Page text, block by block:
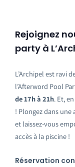
Rejoignez
party à
L’Archipel est ravi
l’Afterword Pool
de 17h à 21h. Et,
! Plongez dans
et laissez-vous
accès à la piscine !
Réservation